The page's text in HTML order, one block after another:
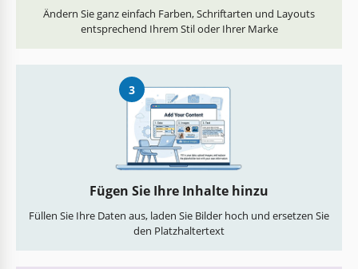
Ändern Sie ganz einfach Farben, Schriftarten und Layouts
entsprechend Ihrem Stil oder Ihrer Marke
3
Fügen Sie Ihre Inhalte hinzu
Füllen Sie Ihre Daten aus, laden Sie Bilder hoch und ersetzen Sie
den Platzhaltertext